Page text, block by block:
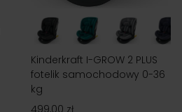
Kinderkraft I-GROW 2 PLUS
fotelik samochodowy 0-36
kg
499,00 zł